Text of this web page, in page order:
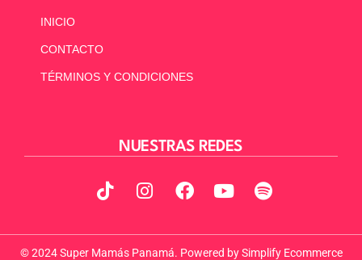
INICIO
CONTACTO
TÉRMINOS Y CONDICIONES
NUESTRAS REDES
© 2024 Super Mamás Panamá. Powered by Simplify Ecommerce